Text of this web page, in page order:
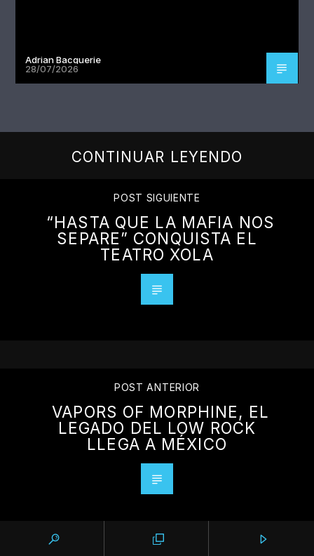
Adrian Bacquerie
28/07/2026
CONTINUAR LEYENDO
POST SIGUIENTE
“HASTA QUE LA MAFIA NOS
SEPARE” CONQUISTA EL
TEATRO XOLA
POST ANTERIOR
VAPORS OF MORPHINE, EL
LEGADO DEL LOW ROCK
LLEGA A MÉXICO